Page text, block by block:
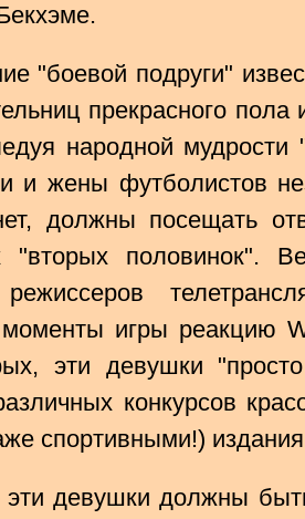
"боевой подруги"
прекрасного
народной мудрости
и жены футболистов
должны посещать
"вторых половинок".
режиссеров
игры реакцию
эти девушки
конкурсов
спортивными!)
эти девушки должны